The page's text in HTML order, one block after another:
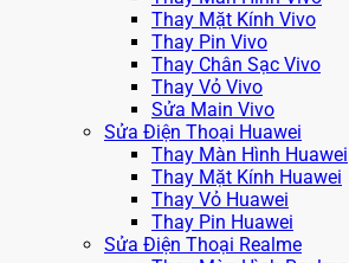
Thay Mặt Kính Vivo
Thay Pin Vivo
Thay Chân Sạc Vivo
Thay Vỏ Vivo
Sửa Main Vivo
Sửa Điện Thoại Huawei
Thay Màn Hình Huawei
Thay Mặt Kính Huawei
Thay Vỏ Huawei
Thay Pin Huawei
Sửa Điện Thoại Realme